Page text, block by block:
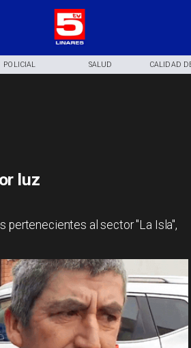
POLICIAL SALUD CALIDAD
luz
pertenecientes al sector "La Isla",